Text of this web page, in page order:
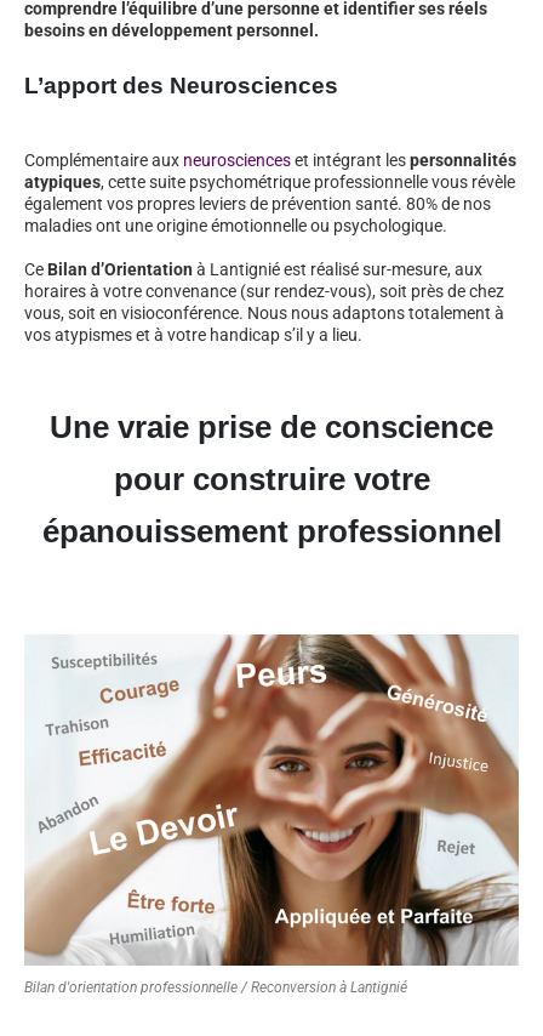
comprendre l’équilibre d’une personne et identifier ses réels
besoins en développement personnel.
L’apport des Neurosciences
Complémentaire aux neuroscienceset intégrant lespersonnalités
atypiques, cette suite psychométrique professionnelle vous révèle
également vos propres leviers de prévention santé. 80% de nos
maladies ont une origine émotionnelle ou psychologique.
Ce Bilan d’Orientation à Lantignié est réalisé sur-mesure, aux
horaires à votre convenance (sur rendez-vous), soit près de chez
vous, soit en visioconférence. Nous nous adaptons totalement à
vos atypismes et à votre handicap s’il y a lieu.
Une vraie prise de conscience
pour construire votre
épanouissement professionnel
Bilan d'orientation professionnelle / Reconversion à Lantignié